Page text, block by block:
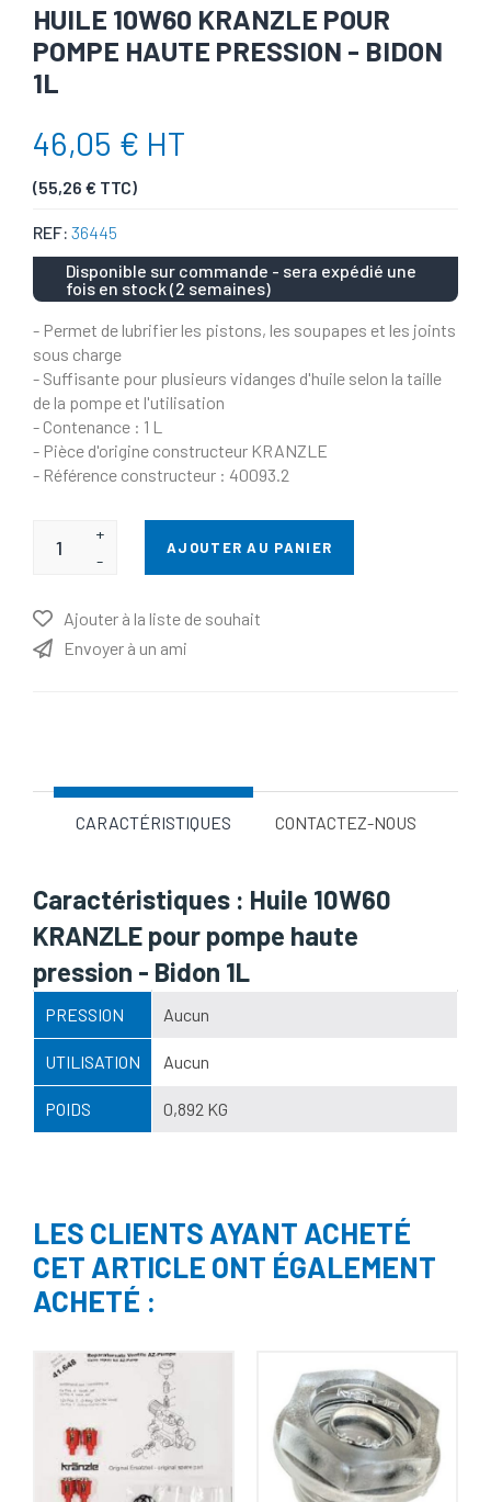
HUILE 10W60 KRANZLE POUR
POMPE HAUTE PRESSION - BIDON
1L
46,05 € HT
(55,26 € TTC)
REF: 36445
Disponible sur commande - sera expédié une
fois en stock (2 semaines)
- Permet de lubrifier les pistons, les soupapes et les joints
sous charge
- Suffisante pour plusieurs vidanges d'huile selon la taille
de la pompe et l'utilisation
- Contenance : 1 L
- Pièce d'origine constructeur KRANZLE
- Référence constructeur : 40093.2
+
-
AJOUTER AU PANIER
Ajouter à la liste de souhait
Envoyer à un ami
CARACTÉRISTIQUES CONTACTEZ-NOUS
Caractéristiques : Huile 10W60
KRANZLE pour pompe haute
pression - Bidon 1L
PRESSION Aucun
UTILISATION Aucun
POIDS 0,892 KG
LES CLIENTS AYANT ACHETÉ
CET ARTICLE ONT ÉGALEMENT
ACHETÉ :